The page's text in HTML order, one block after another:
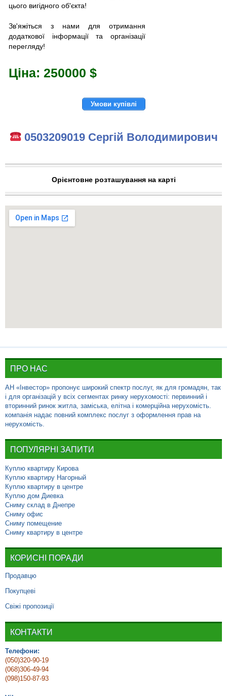
цього вигідного об'єкта!
Зв'яжіться з нами для отримання
додаткової інформації та організації
перегляду!
Ціна: 250000 $
Умови купівлі
0503209019 Сергій Володимирович
Орієнтовне розташування на карті
ПРО НАС
АН «Інвестор» пропонує широкий спектр послуг, як для громадян, так
і для організацій у всіх сегментах ринку нерухомості: первинний і
вторинний ринок житла, заміська, елітна і комерційна нерухомість.
компанія надає повний комплекс послуг з оформлення прав на
нерухомість.
ПОПУЛЯРНІ ЗАПИТИ
Куплю квартиру Кирова
Куплю квартиру Нагорный
Куплю квартиру в центре
Куплю дом Диевка
Сниму склад в Днепре
Сниму офис
Сниму помещение
Сниму квартиру в центре
КОРИСНІ ПОРАДИ
Продавцю
Покупцеві
Свіжі пропозиції
КОНТАКТИ
Телефони:
(050)320-90-19
(068)306-49-94
(098)150-87-93